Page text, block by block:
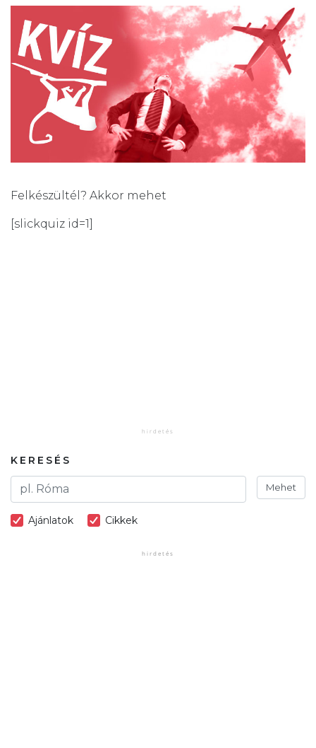
Felkészültél? Akkor mehet
[slickquiz id=1]
KERESÉS
Mehet
Ajánlatok Cikkek